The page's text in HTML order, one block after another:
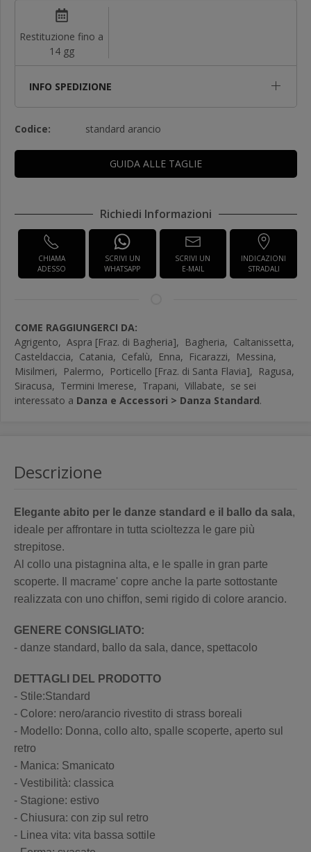
Restituzione fino a
14 gg
INFO SPEDIZIONE
Codice: standard arancio
GUIDA ALLE TAGLIE
Richiedi Informazioni
CHIAMA
ADESSO
SCRIVI UN
WHATSAPP
SCRIVI UN
E-MAIL
INDICAZIONI
STRADALI
COME RAGGIUNGERCI DA:
Agrigento, Aspra [Fraz. di Bagheria], Bagheria, Caltanissetta,
Casteldaccia, Catania, Cefalù, Enna, Ficarazzi, Messina,
Misilmeri, Palermo, Porticello [Fraz. di Santa Flavia], Ragusa,
Siracusa, Termini Imerese, Trapani, Villabate, se sei
interessato a Danza e Accessori > Danza Standard.
Descrizione
Elegante abito per le danze standard e il ballo da sala,
ideale per affrontare in tutta scioltezza le gare più
strepitose.
Al collo una pistagnina alta, e le spalle in gran parte
scoperte. Il macrame' copre anche la parte sottostante
realizzata con uno chiffon, semi rigido di colore arancio.
GENERE CONSIGLIATO:
- danze standard, ballo da sala, dance, spettacolo
DETTAGLI DEL PRODOTTO
- Stile:Standard
- Colore: nero/arancio rivestito di strass boreali
- Modello: Donna, collo alto, spalle scoperte, aperto sul
retro
- Manica: Smanicato
- Vestibilità: classica
- Stagione: estivo
- Chiusura: con zip sul retro
- Linea vita: vita bassa sottile